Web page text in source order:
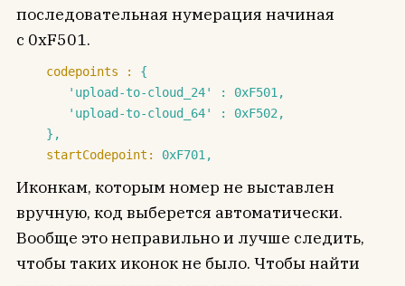
последовательная нумерация начиная
с 0xF501.
codepoints :
{
'upload-to-cloud_24'
: 0xF501 ,
'upload-to-cloud_64'
: 0xF502 ,
},
startCodepoint:
0xF701 ,
Иконкам, которым номер не выставлен
вручную, код выберется автоматически.
Вообще это неправильно и лучше следить,
чтобы таких иконок не было. Чтобы найти